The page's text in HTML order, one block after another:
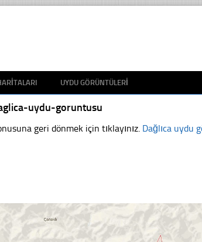
UYDU GÖRÜNTÜLERI
uydu-goruntusu
geri dönmek için tıklayınız. Dağlıca uydu